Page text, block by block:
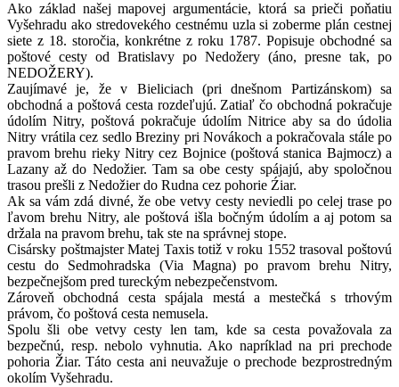
Ako základ našej mapovej argumentácie, ktorá sa prieči poňatiu
Vyšehradu ako stredovekého cestnému uzla si zoberme plán cestnej
siete z 18. storočia, konkrétne z roku 1787. Popisuje obchodné sa
poštové cesty od Bratislavy po Nedožery (áno, presne tak, po
NEDOŽERY).
Zaujímavé je, že v Bieliciach (pri dnešnom Partizánskom) sa
obchodná a poštová cesta rozdeľujú. Zatiaľ čo obchodná pokračuje
údolím Nitry, poštová pokračuje údolím Nitrice aby sa do údolia
Nitry vrátila cez sedlo Breziny pri Novákoch a pokračovala stále po
pravom brehu rieky Nitry cez Bojnice (poštová stanica Bajmocz) a
Lazany až do Nedožier. Tam sa obe cesty spájajú, aby spoločnou
trasou prešli z Nedožier do Rudna cez pohorie Źiar.
Ak sa vám zdá divné, že obe vetvy cesty neviedli po celej trase po
ľavom brehu Nitry, ale poštová išla bočným údolím a aj potom sa
držala na pravom brehu, tak ste na správnej stope.
Cisársky poštmajster Matej Taxis totiž v roku 1552 trasoval poštovú
cestu do Sedmohradska (Via Magna) po pravom brehu Nitry,
bezpečnejšom pred tureckým nebezpečenstvom.
Zároveň obchodná cesta spájala mestá a mestečká s trhovým
právom, čo poštová cesta nemusela.
Spolu šli obe vetvy cesty len tam, kde sa cesta považovala za
bezpečnú, resp. nebolo vyhnutia. Ako napríklad na pri prechode
pohoria Žiar. Táto cesta ani neuvažuje o prechode bezprostredným
okolím Vyšehradu.